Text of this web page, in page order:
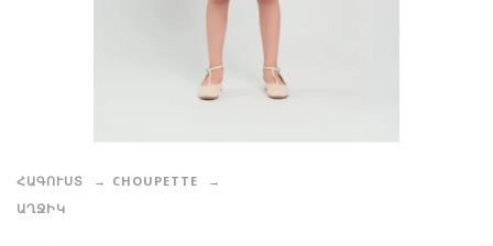
ՀԱԳՈՒՍՏ
CHOUPETTE
ԱՂՋԻԿ